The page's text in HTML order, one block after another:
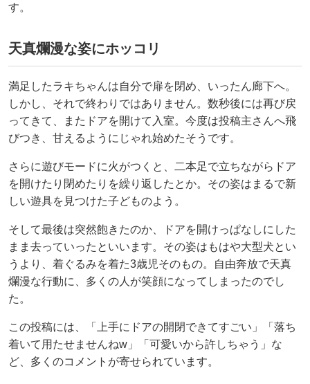
す。
天真爛漫な姿にホッコリ
満足したラキちゃんは自分で扉を閉め、いったん廊下へ。
しかし、それで終わりではありません。数秒後には再び戻
ってきて、またドアを開けて入室。今度は投稿主さんへ飛
びつき、甘えるようにじゃれ始めたそうです。
さらに遊びモードに火がつくと、二本足で立ちながらドア
を開けたり閉めたりを繰り返したとか。その姿はまるで新
しい遊具を見つけた子どものよう。
そして最後は突然飽きたのか、ドアを開けっぱなしにした
まま去っていったといいます。その姿はもはや大型犬とい
うより、着ぐるみを着た3歳児そのもの。自由奔放で天真
爛漫な行動に、多くの人が笑顔になってしまったのでし
た。
この投稿には、「上手にドアの開閉できてすごい」「落ち
着いて用たせませんねw」「可愛いから許しちゃう」な
ど、多くのコメントが寄せられています。